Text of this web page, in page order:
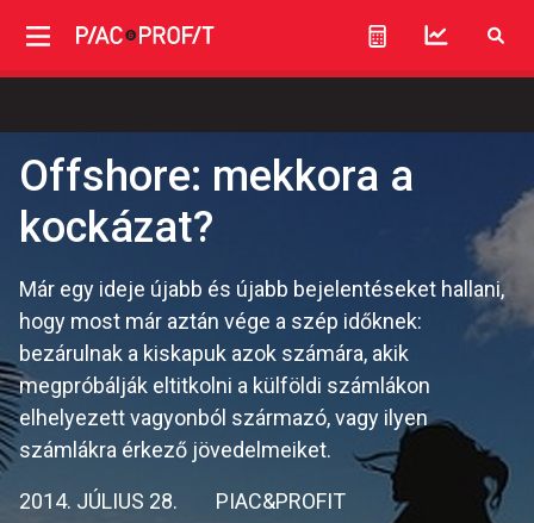
Offshore: mekkora a
kockázat?
Már egy ideje újabb és újabb bejelentéseket hallani,
hogy most már aztán vége a szép időknek:
bezárulnak a kiskapuk azok számára, akik
megpróbálják eltitkolni a külföldi számlákon
elhelyezett vagyonból származó, vagy ilyen
számlákra érkező jövedelmeiket.
2014. JÚLIUS 28. PIAC&PROFIT